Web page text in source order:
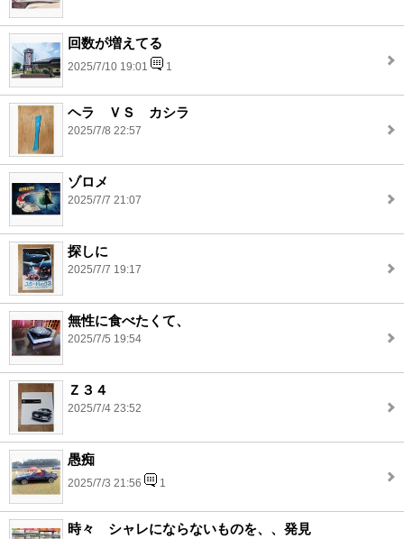
回数が増えてる
2025/7/10 19:01 1
ヘラ ＶＳ カシラ
2025/7/8 22:57
ゾロメ
2025/7/7 21:07
探しに
2025/7/7 19:17
無性に食べたくて、
2025/7/5 19:54
Ｚ３４
2025/7/4 23:52
愚痴
2025/7/3 21:56 1
時々 シャレにならないものを、、発見